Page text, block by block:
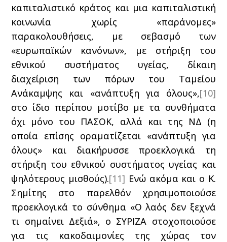
καπιταλιστικό κράτος και μια καπιταλιστική
κοινωνία χωρίς «παράνομες»
παρακολουθήσεις, με σεβασμό των
«ευρωπαϊκών κανόνων», με στήριξη του
εθνικού συστήματος υγείας, δίκαιη
διαχείριση των πόρων του Ταμείου
Ανάκαμψης και «ανάπτυξη για όλους»,[10]
στο ίδιο περίπου μοτίβο με τα συνθήματα
όχι μόνο του ΠΑΣΟΚ, αλλά και της ΝΔ (η
οποία επίσης οραματίζεται «ανάπτυξη για
όλους» και διακήρυσσε προεκλογικά τη
στήριξη του εθνικού συστήματος υγείας και
ψηλότερους μισθούς).[11] Ενώ ακόμα και ο Κ.
Σημίτης στο παρελθόν χρησιμοποιούσε
προεκλογικά το σύνθημα «Ο λαός δεν ξεχνά
τι σημαίνει Δεξιά», ο ΣΥΡΙΖΑ στοχοποιούσε
για τις κακοδαιμονίες της χώρας τον